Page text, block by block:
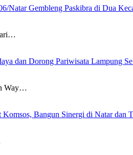
Natar Gembleng Paskibra di Dua
dan Dorong Pariwisata Lampung
Way…
Bangun Sinergi di Natar dan